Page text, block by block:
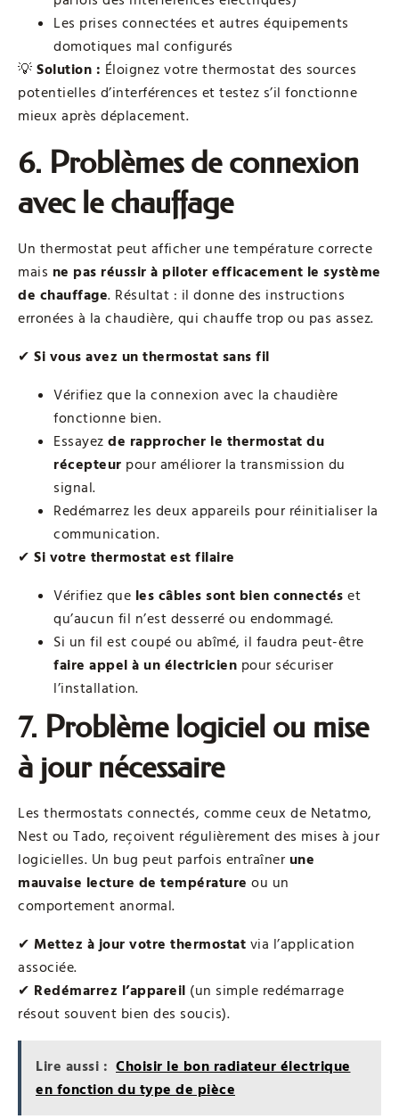
Les prises connectées et autres équipements
domotiques mal configurés
💡 Solution : Éloignez votre thermostat des sources
potentielles d’interférences et testez s’il fonctionne
mieux après déplacement.
6. Problèmes de connexion
avec le chauffage
Un thermostat peut afficher une température correcte
mais ne pas réussir à piloter efficacement le système
de chauffage. Résultat : il donne des instructions
erronées à la chaudière, qui chauffe trop ou pas assez.
✔ Si vous avez un thermostat sans fil
Vérifiez que la connexion avec la chaudière
fonctionne bien.
Essayez de rapprocher le thermostat du
récepteur pour améliorer la transmission du
signal.
Redémarrez les deux appareils pour réinitialiser la
communication.
✔ Si votre thermostat est filaire
Vérifiez que les câbles sont bien connectés et
qu’aucun fil n’est desserré ou endommagé.
Si un fil est coupé ou abîmé, il faudra peut-être
faire appel à un électricien pour sécuriser
l’installation.
7. Problème logiciel ou mise
à jour nécessaire
Les thermostats connectés, comme ceux de Netatmo,
Nest ou Tado, reçoivent régulièrement des mises à jour
logicielles. Un bug peut parfois entraîner une
mauvaise lecture de température ou un
comportement anormal.
✔ Mettez à jour votre thermostat via l’application
associée.
✔ Redémarrez l’appareil (un simple redémarrage
résout souvent bien des soucis).
Lire aussi : Choisir le bon radiateur électrique
en fonction du type de pièce